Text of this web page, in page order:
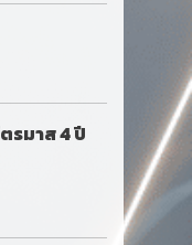
รมาส 4 ปี